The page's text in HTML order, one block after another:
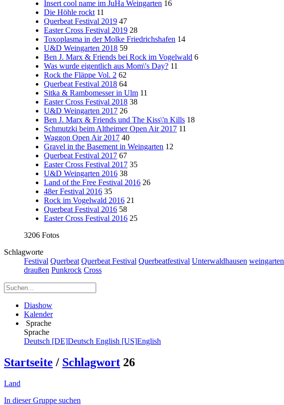
Insert cool name im JuHa Weingarten 16
Die Höhle rockt 11
Querbeat Festival 2019 47
Easter Cross Festival 2019 28
Toxoplasma in der Molke Friedrichshafen 14
U&D Weingarten 2018 59
Ben J. Marx & Friends bei Rock im Vogelwald 6
Was wurde eigentlich aus Mom\'s Day? 11
Rock the Fläppe Vol. 2 62
Querbeat Festival 2018 64
Sitka & Rambomesser in Ulm 11
Easter Cross Festival 2018 38
U&D Weingarten 2017 26
Ben J. Marx & Friends und The Kiss\'n Kills 18
Schmutzki beim Altheimer Open Air 2017 11
Waggon Open Air 2017 40
Gravel in the Basement in Weingarten 12
Querbeat Festival 2017 67
Easter Cross Festival 2017 35
U&D Weingarten 2016 38
Land of the Free Festival 2016 26
48er Festival 2016 35
Rock im Vogelwald 2016 21
Querbeat Festival 2016 58
Easter Cross Festival 2016 25
3206 Fotos
Schlagworte
Festival Querbeat Querbeat Festival Querbeatfestival Unterwaldhausen weingarten
draußen Punkrock Cross
Diashow
Kalender
Sprache
Sprache
Deutsch [DE]Deutsch English [US]English
Startseite / Schlagwort 26
Land
In dieser Gruppe suchen